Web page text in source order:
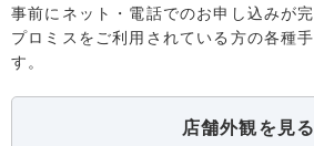
事前にネット・電話でのお申し込みが
プロミスをご利用されている方の各種
す。
店舗外観を見る